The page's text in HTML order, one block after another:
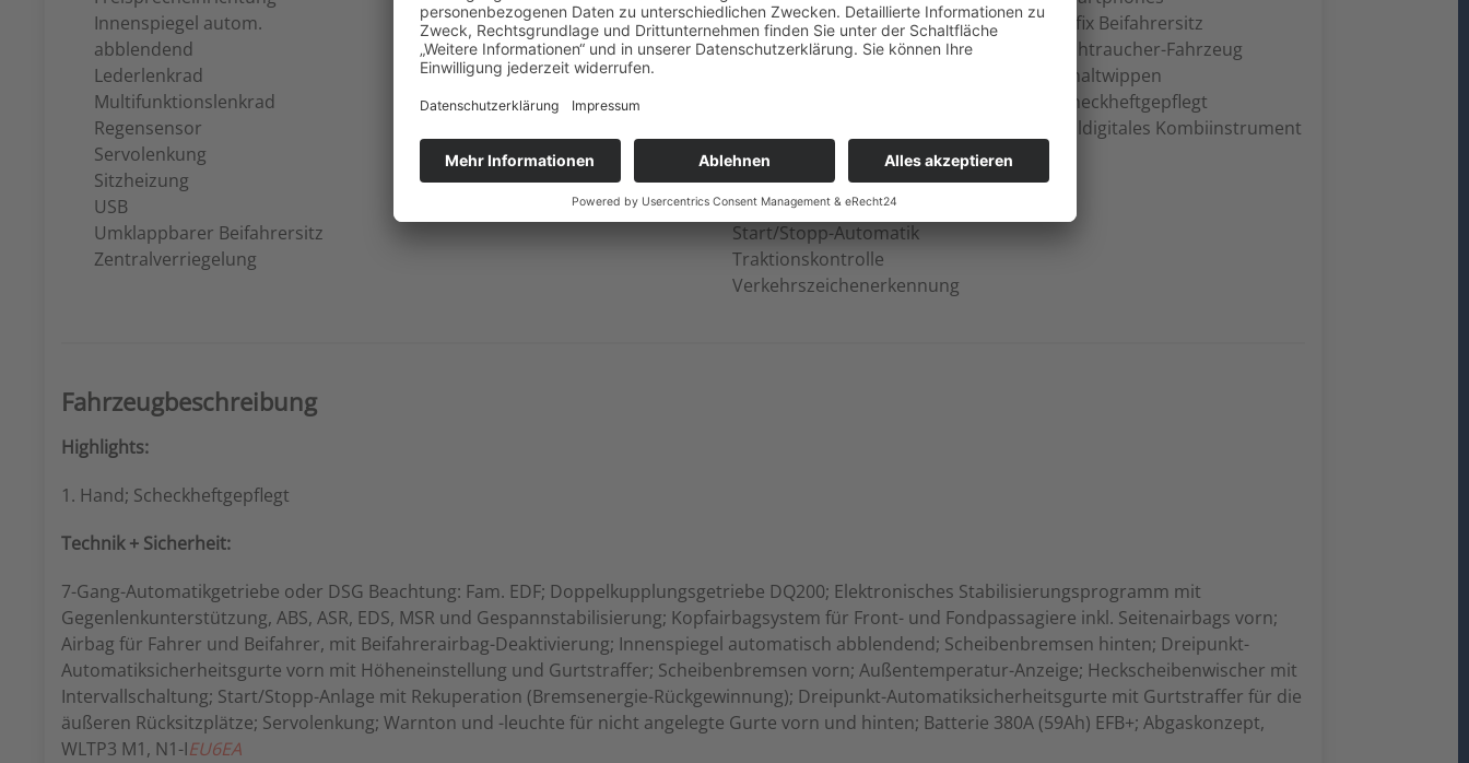
Innenspiegel autom.
abblendend
Lederlenkrad
Multifunktionslenkrad
Regensensor
Servolenkung
Sitzheizung
USB
Umklappbarer Beifahrersitz
Zentralverriegelung
Geschwindigkeitsbegrenzer
Isofix
Notrufsystem
Reifendruckkontrolle
Spurhalteassistent
Start/Stopp-Automatik
Traktionskontrolle
Verkehrszeichenerkennung
Isofix Beifahrersitz
Nichtraucher-Fahrzeug
Schaltwippen
Scheckheftgepflegt
Volldigitales Kombiinstrument
Fahrzeugbeschreibung
Highlights:
1. Hand; Scheckheftgepflegt
Technik + Sicherheit:
7-Gang-Automatikgetriebe oder DSG Beachtung: Fam. EDF; Doppelkupplungsgetriebe DQ200; Elektronisches Stabilisierungsprogramm mit
Gegenlenkunterstützung, ABS, ASR, EDS, MSR und Gespannstabilisierung; Kopfairbagsystem für Front- und Fondpassagiere inkl. Seitenairbags vorn;
Airbag für Fahrer und Beifahrer, mit Beifahrerairbag-Deaktivierung; Innenspiegel automatisch abblendend; Scheibenbremsen hinten; Dreipunkt-
Automatiksicherheitsgurte vorn mit Höheneinstellung und Gurtstraffer; Scheibenbremsen vorn; Außentemperatur-Anzeige; Heckscheibenwischer mit
Intervallschaltung; Start/Stopp-Anlage mit Rekuperation (Bremsenergie-Rückgewinnung); Dreipunkt-Automatiksicherheitsgurte mit Gurtstraffer für die
äußeren Rücksitzplätze; Servolenkung; Warnton und -leuchte für nicht angelegte Gurte vorn und hinten; Batterie 380A (59Ah) EFB+; Abgaskonzept,
WLTP3 M1, N1-IEU6EA